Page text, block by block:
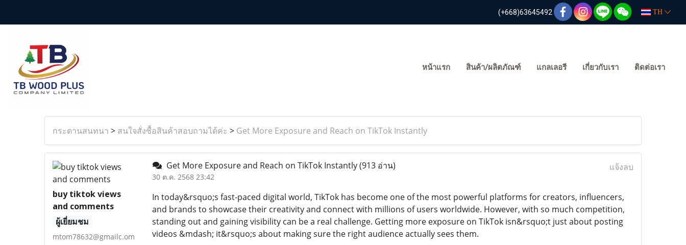
(+668)63645492 TH
หน้าแรก สินค้า/ผลิตภัณฑ์ แกลเลอรี เกี่ยวกับเรา ติดต่อเรา
กระดานสนทนา > สนใจสั่งซื้อสินค้าสอบถามได้ค่ะ > Get More Exposure and Reach on TikTok Instantly
buy tiktok views
and comments
ผู้เยี่ยมชม
mtom78632@gmailc.om
Get More Exposure and Reach on TikTok Instantly(913 อ่าน)
30 ต.ค. 2568 23:42
แจ้งลบ
In today&rsquo;s fast-paced digital world, TikTok has become one of the most powerful platforms for creators, influencers,
and brands to showcase their creativity and connect with millions of users worldwide. However, with so much competition,
standing out and gaining visibility can be a real challenge. Getting more exposure on TikTok isn&rsquo;t just about posting
videos &mdash; it&rsquo;s about making sure the right audience actually sees them.